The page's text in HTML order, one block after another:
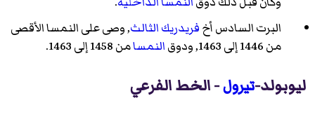
البرت السادسأخفريدريك الثالث, وصى على النمسا الأقصى
من 1446 إلى 1463, ودوق
النمسامن 1458 إلى 1463.
ليوبولد-تيرول- الخط الفرعي